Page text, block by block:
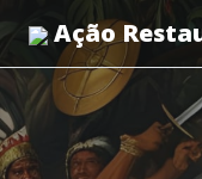
Ação